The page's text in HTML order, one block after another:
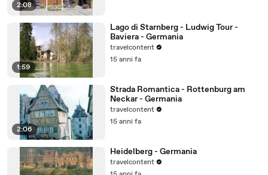
2:08
1:59
Lago di Starnberg - Ludwig Tour -
Baviera - Germania
travelcontent
15 anni fa
2:06
Strada Romantica - Rottenburg am
Neckar - Germania
travelcontent
15 anni fa
Heidelberg - Germania
travelcontent